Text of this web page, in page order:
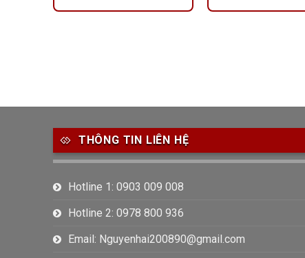
THÔNG TIN LIÊN HỆ
Hotline 1: 0903 009 008
Hotline 2: 0978 800 936
Email: Nguyenhai200890@gmail.com